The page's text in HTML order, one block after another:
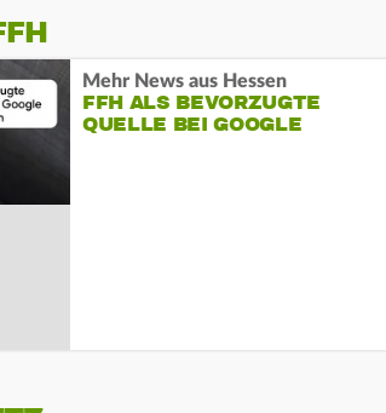
Mehr News aus Hessen
FFH ALS BEVORZUGTE
QUELLE BEI GOOGLE